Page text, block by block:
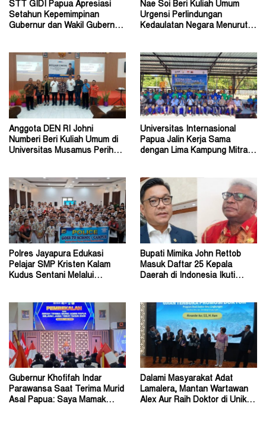
STT GIDI Papua Apresiasi
Setahun Kepemimpinan
Gubernur dan Wakil Gubernur
Nae Soi Beri Kuliah Umum
Urgensi Perlindungan
Kedaulatan Negara Menurut
Anggota DEN RI Johni
Numberi Beri Kuliah Umum di
Universitas Musamus Perihal
Universitas Internasional
Papua Jalin Kerja Sama
dengan Lima Kampung Mitra di
Polres Jayapura Edukasi
Pelajar SMP Kristen Kalam
Kudus Sentani Melalui
Bupati Mimika John Rettob
Masuk Daftar 25 Kepala
Daerah di Indonesia Ikuti
Gubernur Khofifah Indar
Parawansa Saat Terima Murid
Asal Papua: Saya Mamak
Dalami Masyarakat Adat
Lamalera, Mantan Wartawan
Alex Aur Raih Doktor di Unika